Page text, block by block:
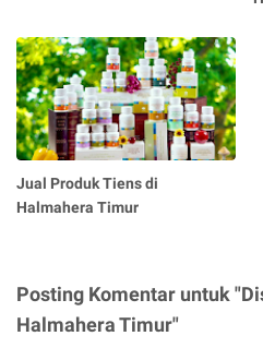
Jual Produk Tiens di
Halmahera Timur
Posting Komentar untuk
Halmahera Timur"